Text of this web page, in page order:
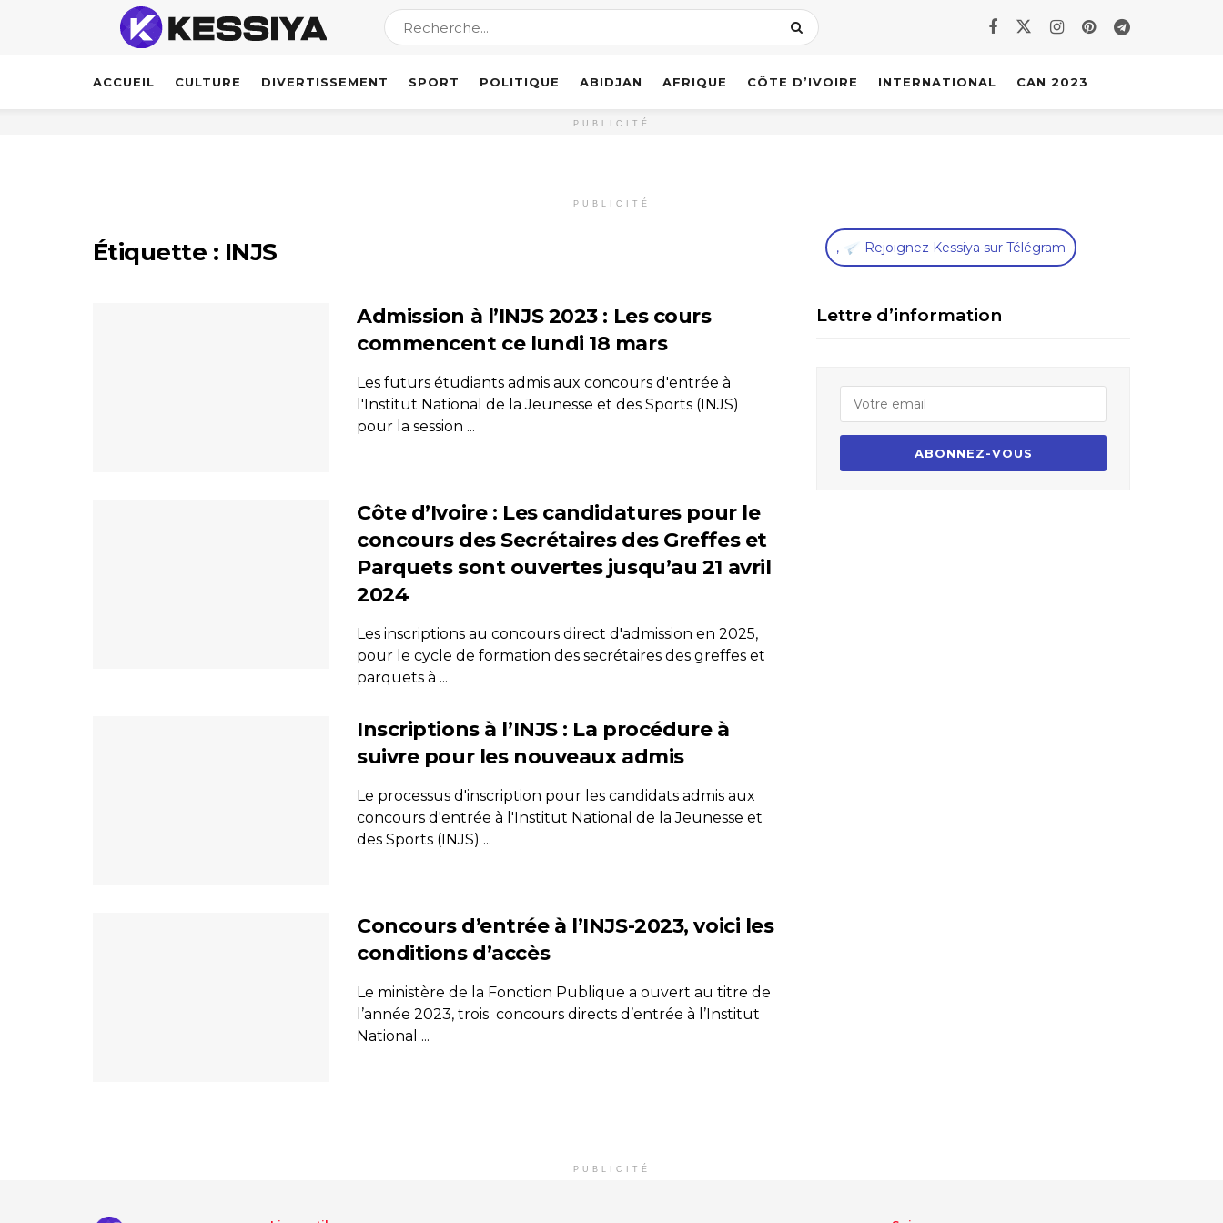
ACCUEIL CULTURE DIVERTISSEMENT SPORT POLITIQUE ABIDJAN AFRIQUE CÔTE D’IVOIRE INTERNATIONAL CAN 2023
PUBLICITÉ
PUBLICITÉ
Étiquette : INJS
Admission à l’INJS 2023 : Les cours
commencent ce lundi 18 mars
Les futurs étudiants admis aux concours d'entrée à
l'Institut National de la Jeunesse et des Sports (INJS)
pour la session ...
Côte d’Ivoire : Les candidatures pour le
concours des Secrétaires des Greffes et
Parquets sont ouvertes jusqu’au 21 avril
2024
Les inscriptions au concours direct d'admission en 2025,
pour le cycle de formation des secrétaires des greffes et
parquets à ...
Inscriptions à l’INJS : La procédure à
suivre pour les nouveaux admis
Le processus d'inscription pour les candidats admis aux
concours d'entrée à l'Institut National de la Jeunesse et
des Sports (INJS) ...
Concours d’entrée à l’INJS-2023, voici les
conditions d’accès
Le ministère de la Fonction Publique a ouvert au titre de
l’année 2023, trois concours directs d’entrée à l’Institut
National ...
, Rejoignez Kessiya sur Télégram
Lettre d’information
PUBLICITÉ